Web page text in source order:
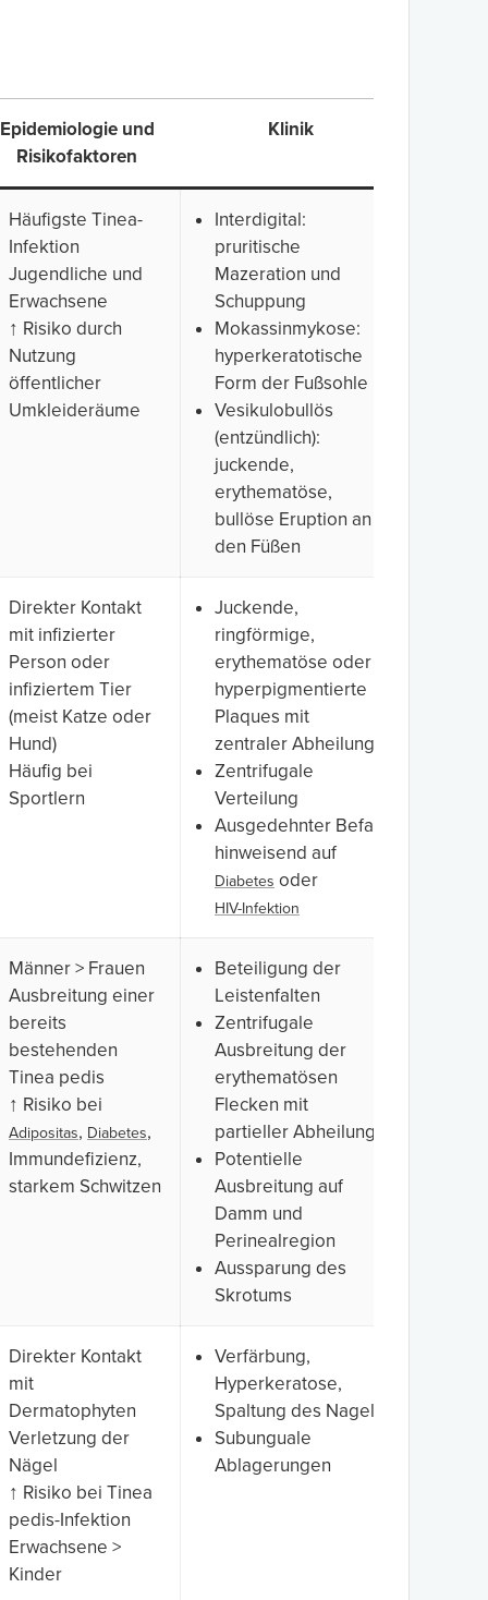
Epidemiologie und
Risikofaktoren
Klinik
Häufigste Tinea-
Infektion
Jugendliche und
Erwachsene
↑ Risiko durch
Nutzung
öffentlicher
Umkleideräume
Interdigital:
pruritische
Mazeration und
Schuppung
Mokassinmykose:
hyperkeratotische
Form der Fußsohle
Vesikulobullös
(entzündlich):
juckende,
erythematöse,
bullöse Eruption an
den Füßen
Direkter Kontakt
mit infizierter
Person oder
infiziertem Tier
(meist Katze oder
Hund)
Häufig bei
Sportlern
Juckende,
ringförmige,
erythematöse oder
hyperpigmentierte
Plaques mit
zentraler Abheilung
Zentrifugale
Verteilung
Ausgedehnter Befall
hinweisend auf
Diabetes oder
HIV-Infektion
Männer > Frauen
Ausbreitung einer
bereits
bestehenden
Tinea pedis
↑ Risiko bei
Adipositas, Diabetes,
Immundefizienz,
starkem Schwitzen
Beteiligung der
Leistenfalten
Zentrifugale
Ausbreitung der
erythematösen
Flecken mit
partieller Abheilung
Potentielle
Ausbreitung auf
Damm und
Perinealregion
Aussparung des
Skrotums
Direkter Kontakt
mit
Dermatophyten
Verletzung der
Nägel
↑ Risiko bei Tinea
pedis-Infektion
Erwachsene >
Kinder
Verfärbung,
Hyperkeratose,
Spaltung des Nagels
Subunguale
Ablagerungen